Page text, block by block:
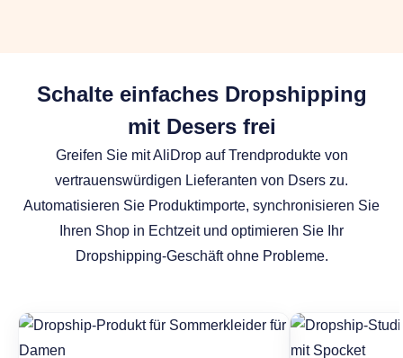
Schalte einfaches Dropshipping
mit Desers frei
Greifen Sie mit AliDrop auf Trendprodukte von
vertrauenswürdigen Lieferanten von Dsers zu.
Automatisieren Sie Produktimporte, synchronisieren Sie
Ihren Shop in Echtzeit und optimieren Sie Ihr
Dropshipping-Geschäft ohne Probleme.